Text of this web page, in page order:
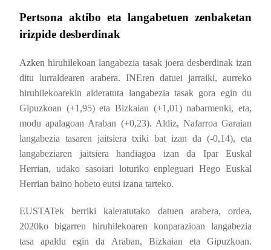
Pertsona aktibo eta langabetuen zenbaketan
irizpide desberdinak
Azken hiruhilekoan langabezia tasak joera desberdinak izan
ditu lurraldearen arabera. INEren datuei jarraiki, aurreko
hiruhilekoarekin alderatuta langabezia tasak gora egin du
Gipuzkoan (+1,95) eta Bizkaian (+1,01) nabarmenki, eta,
modu apalagoan Araban (+0,23). Aldiz, Nafarroa Garaian
langabezia tasaren jaitsiera txiki bat izan da (-0,14), eta
langabeziaren jaitsiera handiagoa izan da Ipar Euskal
Herrian, udako sasoiari loturiko enpleguari Hego Euskal
Herrian baino hobeto eutsi izana tarteko.
EUSTATek berriki kaleratutako datuen arabera, ordea,
2020ko bigarren hiruhilekoaren konparazioan langabezia
tasa apaldu egin da Araban, Bizkaian eta Gipuzkoan.